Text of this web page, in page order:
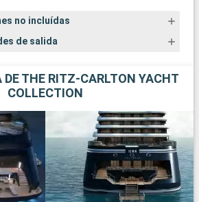
no incluídas
de salida
DE THE RITZ-CARLTON YACHT
COLLECTION